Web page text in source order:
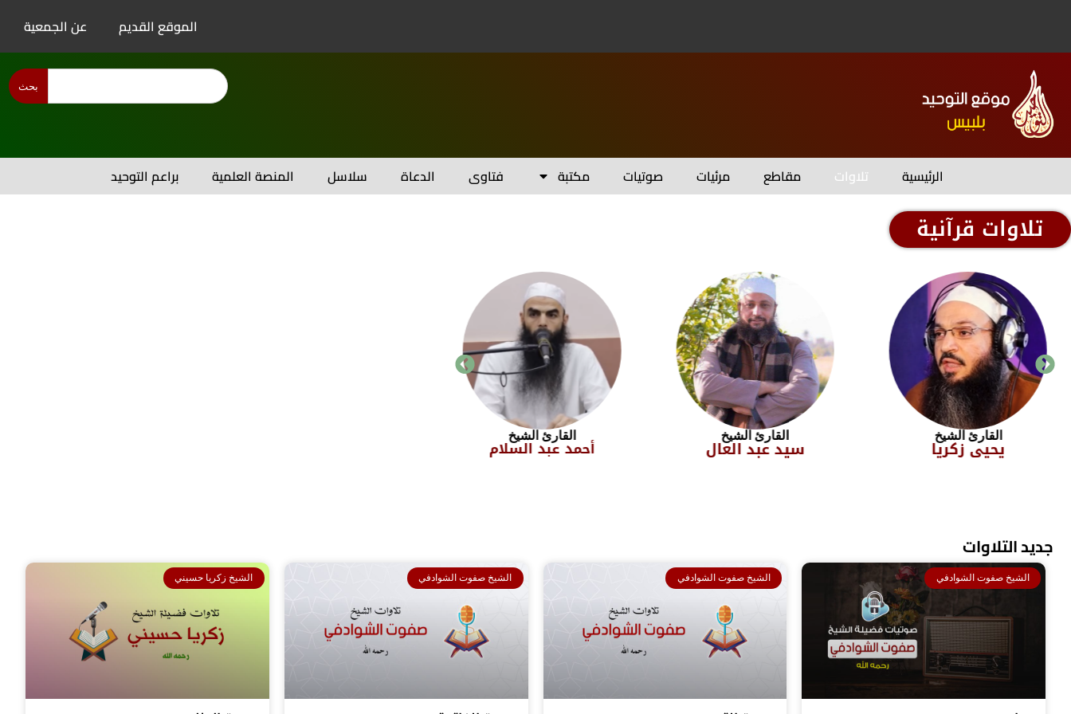
الموقع القديم عن الجمعية
بحث
الرئيسية تلاوات مقاطع مرئيات صوتيات مكتبة فتاوى الدعاة سلاسل المنصة العلمية براعم التوحيد
تلاوات قرآنية
القارئ الشيخ
سيد عبد العال
القارئ الشيخ
أحمد عبد السلام
القارئ الشيخ
أكرم عبد الله
جديد التلاوات
الشيخ صفوت الشوادفي الشيخ صفوت الشوادفي الشيخ صفوت الشوادفي الشيخ زكريا حسيني